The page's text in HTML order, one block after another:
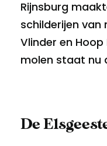
Rijnsburg
schilderijen van
Vlinder en
molen staat nu
De